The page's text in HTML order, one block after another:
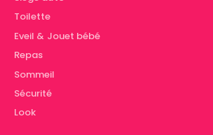
Toilette
Eveil & Jouet bébé
Repas
Sommeil
Sécurité
Look